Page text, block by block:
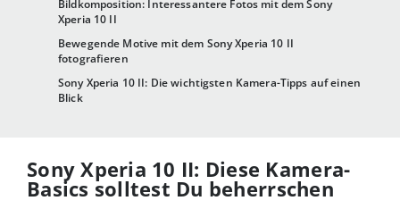
Bildkomposition: Interessantere Fotos mit dem Sony
Xperia 10 II
Bewegende Motive mit dem Sony Xperia 10 II
fotografieren
Sony Xperia 10 II: Die wichtigsten Kamera-Tipps auf einen
Blick
Sony Xperia 10 II: Diese Kamera-
Basics solltest Du beherrschen